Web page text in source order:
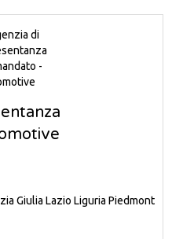
Giulia Lazio Liguria Piedmont